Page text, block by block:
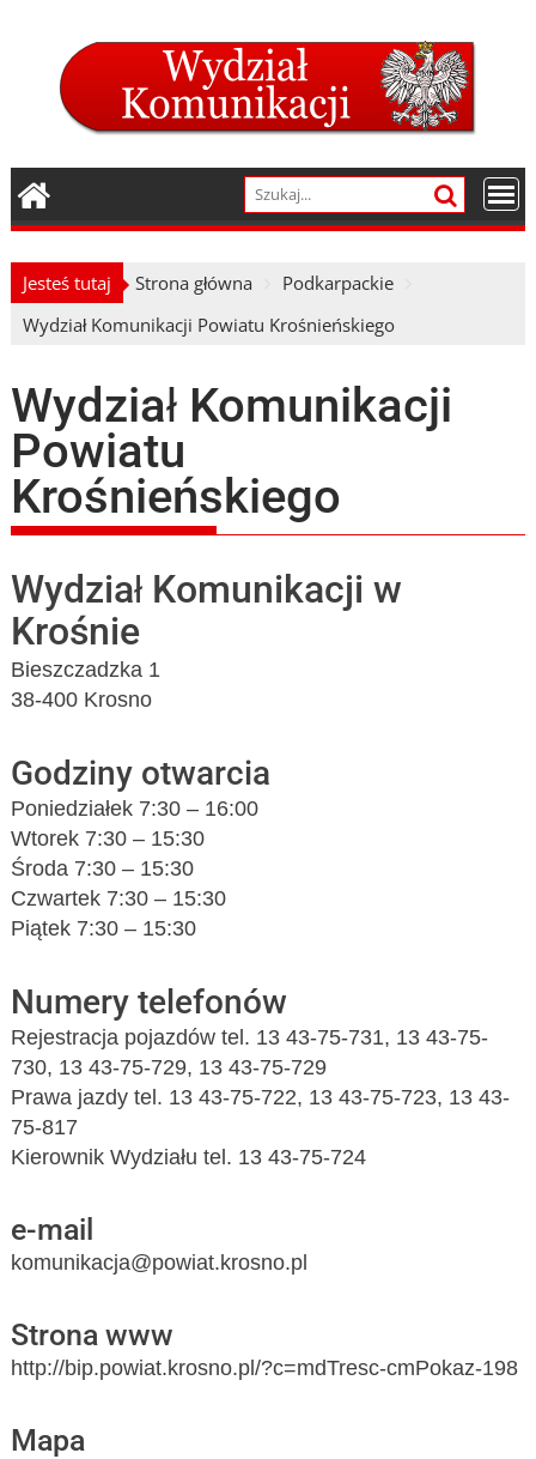
Jesteś tutaj Strona główna
Podkarpackie
Wydział Komunikacji Powiatu Krośnieńskiego
Wydział Komunikacji
Powiatu
Krośnieńskiego
Wydział Komunikacji w
Krośnie
Bieszczadzka 1
38-400 Krosno
Godziny otwarcia
Poniedziałek 7:30 – 16:00
Wtorek 7:30 – 15:30
Środa 7:30 – 15:30
Czwartek 7:30 – 15:30
Piątek 7:30 – 15:30
Numery telefonów
Rejestracja pojazdów tel. 13 43-75-731, 13 43-75-
730, 13 43-75-729, 13 43-75-729
Prawa jazdy tel. 13 43-75-722, 13 43-75-723, 13 43-
75-817
Kierownik Wydziału tel. 13 43-75-724
e-mail
komunikacja@powiat.krosno.pl
Strona www
http://bip.powiat.krosno.pl/?c=mdTresc-cmPokaz-198
Mapa